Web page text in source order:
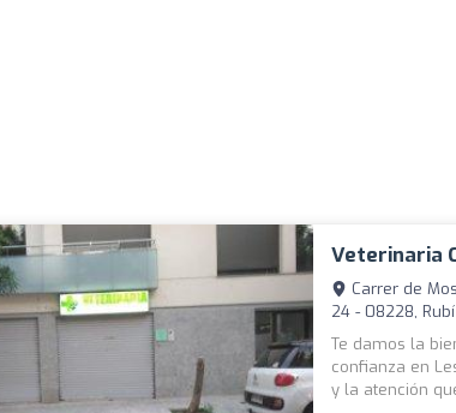
Veterinaria
Carrer de
24 - 08228, Rubí
Te damos la
confianza en
y la atención